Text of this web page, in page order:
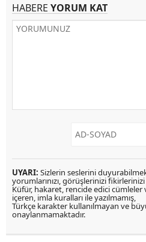
HABERE YORUM KAT
UYARI: Sizlerin seslerini
yorumlarınızı, görüşlerinizi
Küfür, hakaret, rencide edici cümleler
içeren, imla kuralları ile yazılmamış,
Türkçe karakter kullanılmayan ve
onaylanmamaktadır.